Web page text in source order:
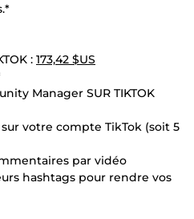
: 173,42 $US
Manager SUR TIKTOK
votre compte TikTok (soit 5
par vidéo
hashtags pour rendre vos